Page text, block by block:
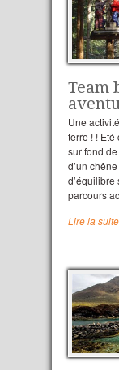
Team
Une
terre ! !
sur fond
d’un
d’équilibre
parcours
Lire la